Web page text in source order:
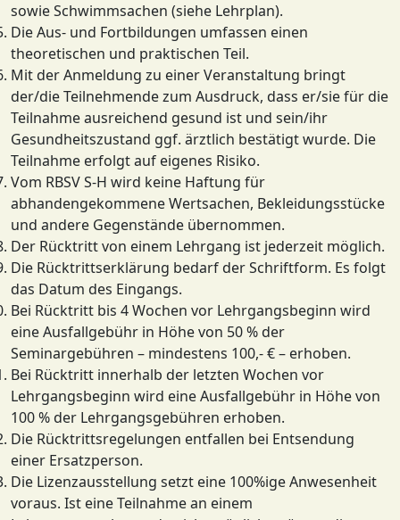
sowie Schwimmsachen (siehe Lehrplan).
Die Aus- und Fortbildungen umfassen einen
theoretischen und praktischen Teil.
Mit der Anmeldung zu einer Veranstaltung bringt
der/die Teilnehmende zum Ausdruck, dass er/sie für die
Teilnahme ausreichend gesund ist und sein/ihr
Gesundheitszustand ggf. ärztlich bestätigt wurde. Die
Teilnahme erfolgt auf eigenes Risiko.
Vom RBSV S-H wird keine Haftung für
abhandengekommene Wertsachen, Bekleidungsstücke
und andere Gegenstände übernommen.
Der Rücktritt von einem Lehrgang ist jederzeit möglich.
Die Rücktrittserklärung bedarf der Schriftform. Es folgt
das Datum des Eingangs.
Bei Rücktritt bis 4 Wochen vor Lehrgangsbeginn wird
eine Ausfallgebühr in Höhe von 50 % der
Seminargebühren – mindestens 100,- € – erhoben.
Bei Rücktritt innerhalb der letzten Wochen vor
Lehrgangsbeginn wird eine Ausfallgebühr in Höhe von
100 % der Lehrgangsgebühren erhoben.
Die Rücktrittsregelungen entfallen bei Entsendung
einer Ersatzperson.
Die Lizenzausstellung setzt eine 100%ige Anwesenheit
voraus. Ist eine Teilnahme an einem